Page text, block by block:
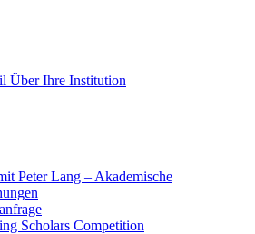
Über Ihre Institution
Peter Lang – Akademische
Scholars Competition